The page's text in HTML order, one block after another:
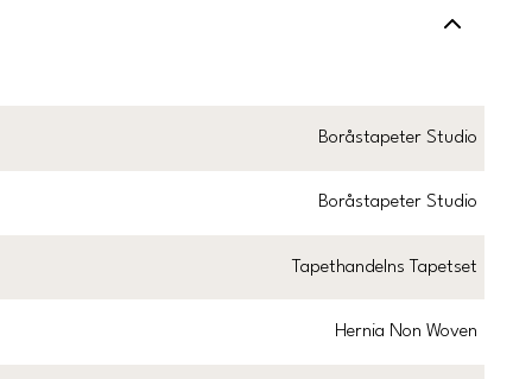
Boråstapeter Studio
Boråstapeter Studio
Tapethandelns Tapetset
Hernia Non Woven